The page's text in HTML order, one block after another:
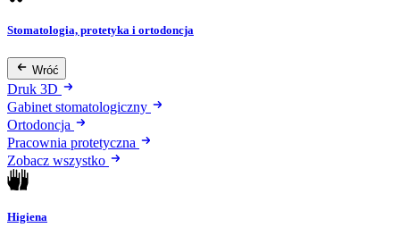
Stomatologia, protetyka i ortodoncja
Wróć
Druk 3D
Gabinet stomatologiczny
Ortodoncja
Pracownia protetyczna
Zobacz wszystko
Higiena